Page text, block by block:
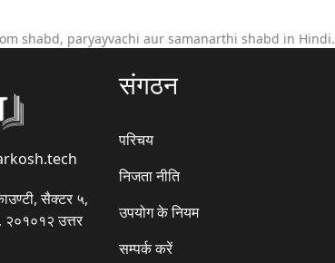
shabd, paryayvachi aur samanarthi shabd in Hindi.
सैक्टर ५,
२०१०१२ उत्तर
संगठन
परिचय
निजता नीति
उपयोग के नियम
सम्पर्क करें